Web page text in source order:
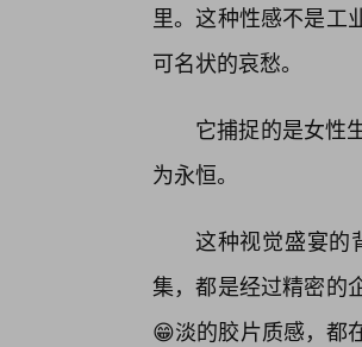
里。这种性感不是工
可名状的哀愁。
它捕捉的是女性
为永恒。
这种视觉盛宴的
集，都是经过精密的
😁淡的胶片质感，都